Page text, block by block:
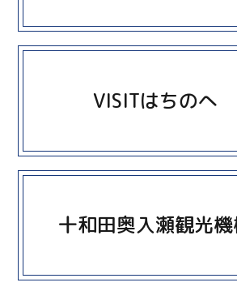
VISITはちのへ
more
十和田奥入瀬観光
more